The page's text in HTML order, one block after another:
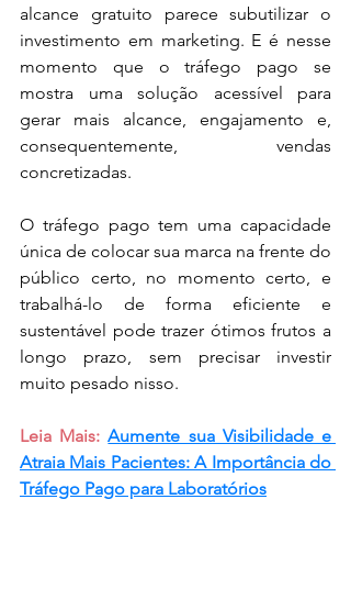
alcance gratuito parece subutilizar o
investimento em marketing. E é nesse
momento que o tráfego pago se
mostra uma solução acessível para
gerar mais alcance, engajamento e,
consequentemente, vendas
concretizadas.
O tráfego pago tem uma capacidade
única de colocar sua marca na frente do
público certo, no momento certo, e
trabalhá-lo de forma eficiente e
sustentável pode trazer ótimos frutos a
longo prazo, sem precisar investir
muito pesado nisso.
Leia Mais: Aumente sua Visibilidade e
Atraia Mais Pacientes: A Importância do
Tráfego Pago para Laboratórios